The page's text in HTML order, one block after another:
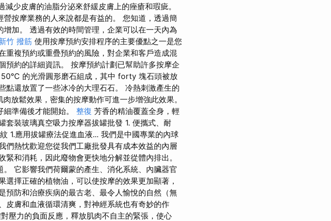
少皮膚的油脂分泌來舒緩皮膚上的痤瘡和瑕疵。
按摩業務的人來說都是有益的。 您知道，透過簡
加。 透過有效的時間管理，企業可以在一天內為
竹 撥筋 使用按摩預約安排程序的主要優點之一是您
重複預約或重疊預約的風險，對企業和客戶造成混
預約的詳細資訊。 按摩預約計劃已幫助許多按摩企
的光滑圓形磨石組成，其中 forty 塊石頭被放
點還放置了一些冰冷的大理石石。 冷熱刺激產生的
放鬆效果，密集的按摩動作可進一步增強此效果。
準備後才能開始。 整復 芳香的精油覆蓋全身，輕
套裝玻璃真空吸力按摩器拔罐批發 1. 便攜式、耐
1.應用拔罐療法促進血液... 我們是中國專業的內球
們熱忱歡迎您從我們工廠批發具有成本效益的內層
和消耗，因此廢物會更快地分解並從體內排出。
它影響我們荷爾蒙的產生、消化系統、內臟器官
擇正確的植物油，可以使按摩的效果更加顯著，
預防和治療疾病的最古老、最令人愉悅的自然（無
皮膚和血液循環清爽，對神經系統也有奇妙的作
壓力的負面反應，釋放肌肉不自主的緊張，使心